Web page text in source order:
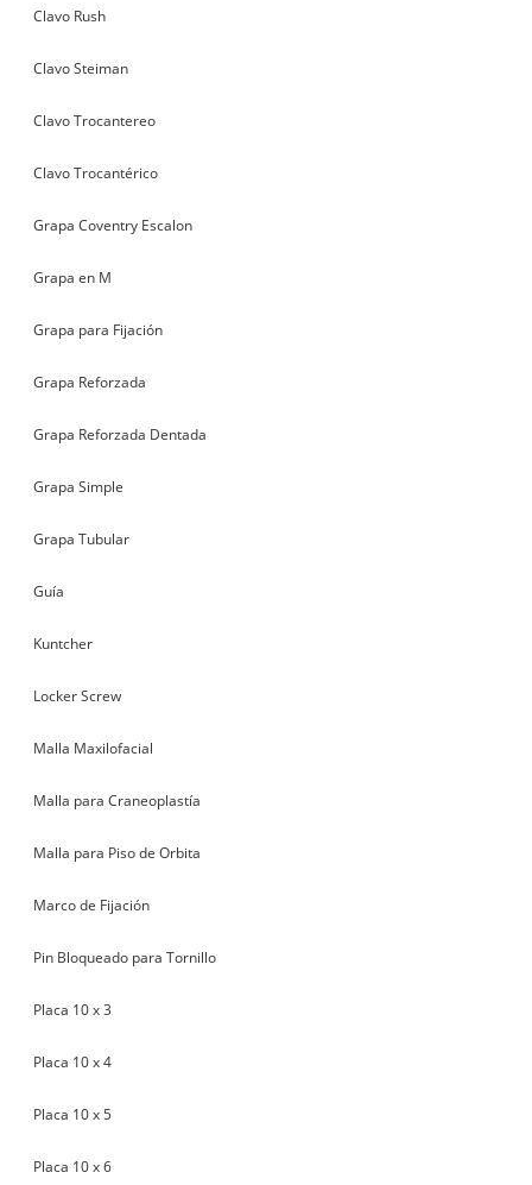
Clavo Rush
Clavo Steiman
Clavo Trocantereo
Clavo Trocantérico
Grapa Coventry Escalon
Grapa en M
Grapa para Fijación
Grapa Reforzada
Grapa Reforzada Dentada
Grapa Simple
Grapa Tubular
Guía
Kuntcher
Locker Screw
Malla Maxilofacial
Malla para Craneoplastía
Malla para Piso de Orbita
Marco de Fijación
Pin Bloqueado para Tornillo
Placa 10 x 3
Placa 10 x 4
Placa 10 x 5
Placa 10 x 6